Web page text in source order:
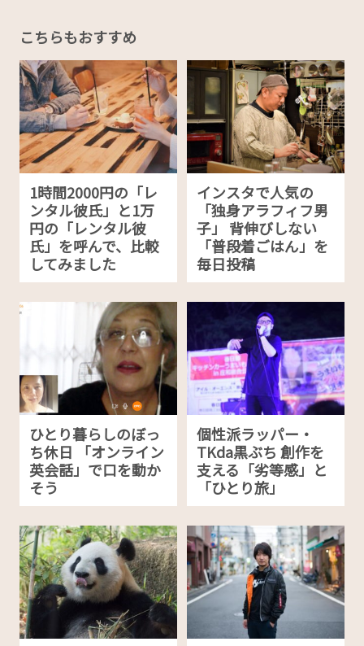
こちらもおすすめ
1時間2000円の「レ
ンタル彼氏」と1万
円の「レンタル彼
氏」を呼んで、比較
してみました
インスタで人気の
「独身アラフィフ男
子」 背伸びしない
「普段着ごはん」を
毎日投稿
ひとり暮らしのぼっ
ち休日 「オンライン
英会話」で口を動か
そう
個性派ラッパー・
TKda黒ぶち 創作を
支える「劣等感」と
「ひとり旅」